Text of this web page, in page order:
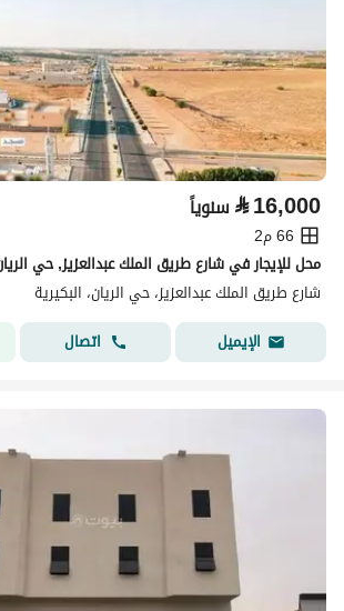
⃁16,000 سنوياً
66 م2
شارع طريق الملك عبدالعزيز، حي الريان، البكيرية
الإيميل
اتصال